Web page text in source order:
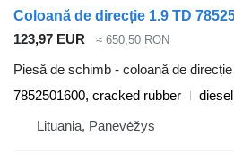
123,97 EUR ≈ 650,50 RON
Piesă de schimb - coloană de direcție
7852501600, cracked rubber
diesel
Lituania, Panevėžys